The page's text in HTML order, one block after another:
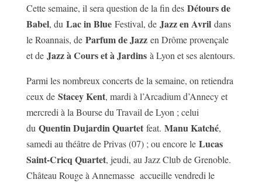
Cette semaine, il sera question de la fin des Détours de
Babel, duLac in BlueFestival, de Jazz en Avrildans
le Roannais, de Parfum de Jazzen Drôme provençale
et de Jazz à Cours et à Jardinsà Lyon et ses alentours.
Parmi les nombreux concerts de la semaine, on retiendra
ceux de Stacey Kent, mardi à l’Arcadium d’Annecy et
mercredi à la Bourse du Travail de Lyon ; celui
du Quentin Dujardin Quartetfeat. Manu Katché,
samedi au théâtre de Privas (07) ; ou encore le Lucas
Saint-Cricq Quartet, jeudi, au Jazz Club de Grenoble.
Château Rouge à Annemasse accueille vendredi le